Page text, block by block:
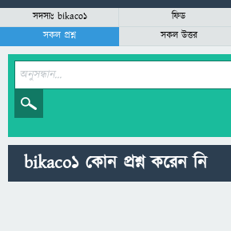
সদস্যঃ bikaco1 ফিড
সকল প্রশ্ন
সকল উত্তর
bikaco1 কোন প্রশ্ন করেন নি